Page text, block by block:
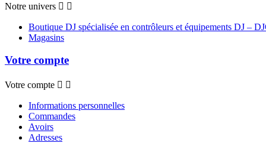
Notre univers  
Boutique DJ spécialisée en contrôleurs et équipements DJ –
Magasins
Votre compte
Votre compte  
Informations personnelles
Commandes
Avoirs
Adresses